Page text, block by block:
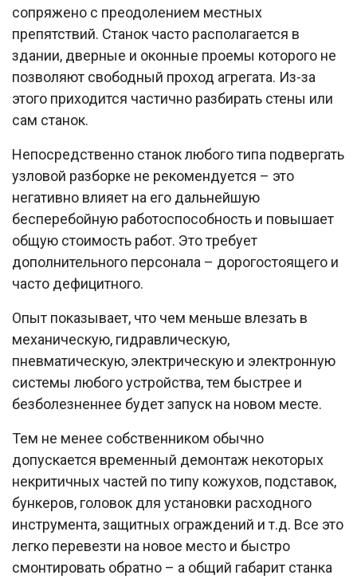
сопряжено с преодолением местных
препятствий. Станок часто располагается в
здании, дверные и оконные проемы которого не
позволяют свободный проход агрегата. Из-за
этого приходится частично разбирать стены или
сам станок.
Непосредственно станок любого типа подвергать
узловой разборке не рекомендуется – это
негативно влияет на его дальнейшую
бесперебойную работоспособность и повышает
общую стоимость работ. Это требует
дополнительного персонала – дорогостоящего и
часто дефицитного.
Опыт показывает, что чем меньше влезать в
механическую, гидравлическую,
пневматическую, электрическую и электронную
системы любого устройства, тем быстрее и
безболезненнее будет запуск на новом месте.
Тем не менее собственником обычно
допускается временный демонтаж некоторых
некритичных частей по типу кожухов, подставок,
бункеров, головок для установки расходного
инструмента, защитных ограждений и т.д. Все это
легко перевезти на новое место и быстро
смонтировать обратно – а общий габарит станка